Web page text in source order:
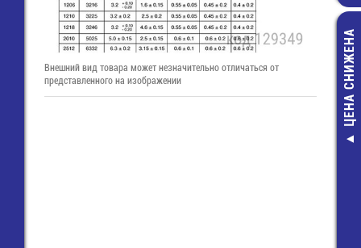
ЦЕНА СНИЖЕНА
Внешний вид товара может незначительно отличаться от
представленного на изображении